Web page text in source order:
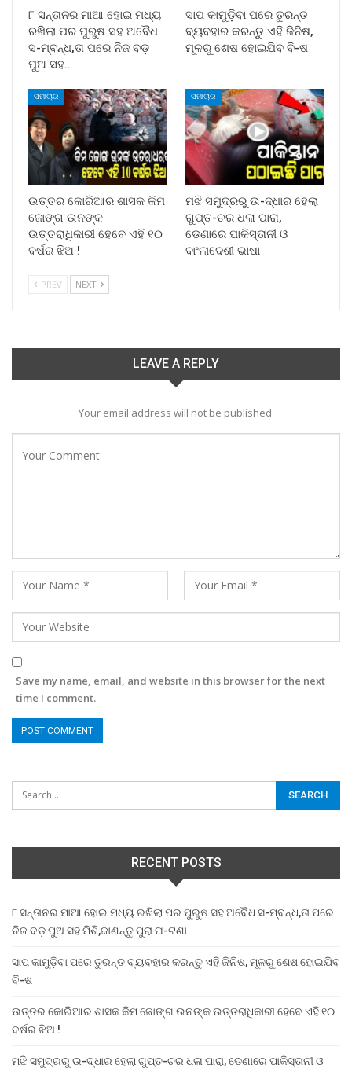
୮ ସନ୍ତାନର ମାଆ ହୋଇ ମଧ୍ୟ
ରଖିଲା ପର ପୁରୁଷ ସହ ଅବୈଧ
ସ-ମ୍ବନ୍ଧ,ତା ପରେ ନିଜ ବଡ଼
ପୁଅ ସହ…
ସାପ କାମୁଡ଼ିବା ପରେ ତୁରନ୍ତ
ବ୍ୟବହାର କରନ୍ତୁ ଏହି ଜିନିଷ,
ମୂଳରୁ ଶେଷ ହୋଇଯିବ ବି-ଷ
ସମାଚାର
ଉତ୍ତର କୋରିଆର ଶାସକ କିମ
ଜୋଙ୍ଗ ଉନଙ୍କ
ଉତ୍ତରାଧିକାରୀ ହେବେ ଏହି ୧୦
ବର୍ଷର ଝିଅ !
ସମାଚାର
ମଝି ସମୁଦ୍ରରୁ ଉ-ଦ୍ଧାର ହେଲା
ଗୁପ୍ତ-ଚର ଧଳା ପାରା,
ଡେଣାରେ ପାକିସ୍ତାନୀ ଓ
ବାଂଲାଦେଶୀ ଭାଷା
PREV NEXT
LEAVE A REPLY
Your email address will not be published.
Save my name, email, and website in this browser for the next
time I comment.
RECENT POSTS
୮ ସନ୍ତାନର ମାଆ ହୋଇ ମଧ୍ୟ ରଖିଲା ପର ପୁରୁଷ ସହ ଅବୈଧ ସ-ମ୍ବନ୍ଧ,ତା ପରେ
ନିଜ ବଡ଼ ପୁଅ ସହ ମିଶି,ଜାଣନ୍ତୁ ପୁରା ଘ-ଟଣା
ସାପ କାମୁଡ଼ିବା ପରେ ତୁରନ୍ତ ବ୍ୟବହାର କରନ୍ତୁ ଏହି ଜିନିଷ, ମୂଳରୁ ଶେଷ ହୋଇଯିବ
ବି-ଷ
ଉତ୍ତର କୋରିଆର ଶାସକ କିମ ଜୋଙ୍ଗ ଉନଙ୍କ ଉତ୍ତରାଧିକାରୀ ହେବେ ଏହି ୧୦
ବର୍ଷର ଝିଅ !
ମଝି ସମୁଦ୍ରରୁ ଉ-ଦ୍ଧାର ହେଲା ଗୁପ୍ତ-ଚର ଧଳା ପାରା, ଡେଣାରେ ପାକିସ୍ତାନୀ ଓ